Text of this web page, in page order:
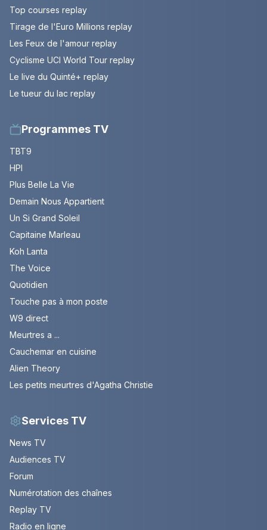
Top courses replay
Tirage de l'Euro Millions replay
Les Feux de l'amour replay
Cyclisme UCI World Tour replay
Le live du Quinté+ replay
Le tueur du lac replay
Programmes TV
TBT9
HPI
Plus Belle La Vie
Demain Nous Appartient
Un Si Grand Soleil
Capitaine Marleau
Koh Lanta
The Voice
Quotidien
Touche pas à mon poste
W9 direct
Meurtres a ...
Cauchemar en cuisine
Alien Theory
Les petits meurtres d'Agatha Christie
Services TV
News TV
Audiences TV
Forum
Numérotation des chaînes
Replay TV
Radio en ligne